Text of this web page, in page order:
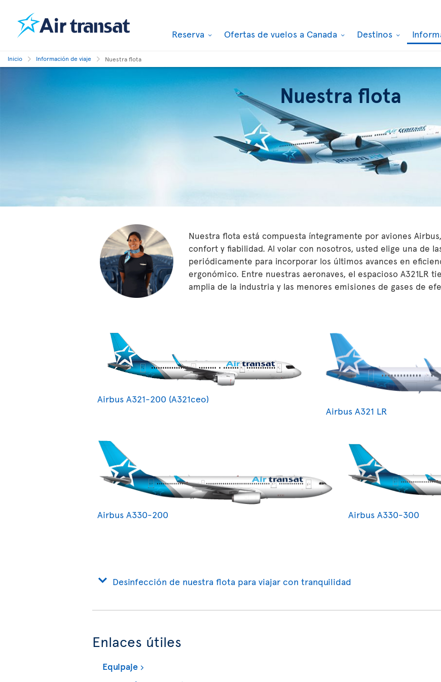
Reserva Ofertas de vuelos a Canada Destinos
Inicio Información de viaje Nuestra flota
Nuestra flota
Nuestra flota está compuesta íntegramente por aviones
confort y fiabilidad. Al volar con nosotros, usted elige una de
periódicamente para incorporar los últimos avances en
ergonómico. Entre nuestras aeronaves, el espacioso A321LR
amplia de la industria y las menores emisiones de gases de
Airbus A321-200 (A321ceo)
Airbus A321 LR
Airbus A330-200 Airbus A330-300
Desinfección de nuestra flota para viajar con tranquilidad
Enlaces útiles
Equipaje